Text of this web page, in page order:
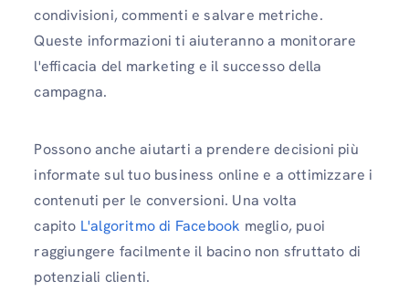
condivisioni, commenti e salvare metriche.
Queste informazioni ti aiuteranno a monitorare
l'efficacia del marketing e il successo della
campagna.
Possono anche aiutarti a prendere decisioni più
informate sul tuo business online e a ottimizzare i
contenuti per le conversioni. Una volta
capito L'algoritmo di Facebook meglio, puoi
raggiungere facilmente il bacino non sfruttato di
potenziali clienti.